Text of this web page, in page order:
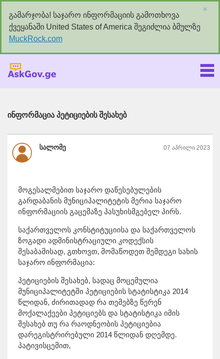
გამარჯობა! საჯარო ინფორმაციის გამოთხოვა
ქვეყანაში United States of America შეგიძლია ბმულზე
MuckRock.com
×
ინფორმაცია პეტიციების შესახებ
სალომე 07 აპრილი 2023
მოგესალმებით საჯარო დაწესებულების
გარდაბანის მუნიციპალიტეტის მერია საჯარო
ინფორმაციის გაცემაზე პასუხისმგებელ პირს.
საქართველოს კონსტიტუციისა და საქართველოს
ზოგადი ადმინისტრაციული კოდექსის
შესაბამისად, გთხოვთ, მომაწოდეთ შემდეგი სახის
საჯარო ინფორმაცია:
პეტიციების შესახებ, სადაც მოცემულია
მუნიციპალიტეტში პეტიციების სტატისტიკა 2014
წლიდან, ძირითადად რა თემებზე წერენ
მოქალაქეები პეტიციებს და სტატისტიკა იმის
შესახებ თუ რა რაოდნეობის პეტიციებია
დარეგისტრირებული 2014 წლიდან დღემდე.
პატივისცემით,